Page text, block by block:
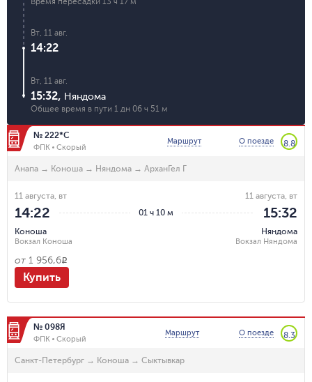
Вт, 11 авг.
14:22
Вт, 11 авг.
15:32, Няндома
Общее время в пути 1 дн 06 ч 51 м
№ 222*С
ФПК Скорый
Маршрут О поезде 8.8
Анапа → Коноша → Няндома → АрханГел Г
01 ч 10 м
11 августа, вт
14:22
Коноша
Вокзал Коноша
11 августа, вт
15:32
Няндома
Вокзал Няндома
от 1 956,6R
Купить
№ 098Я
ФПК Скорый
Маршрут О поезде 8.3
Санкт-Петербург → Коноша → Сыктывкар